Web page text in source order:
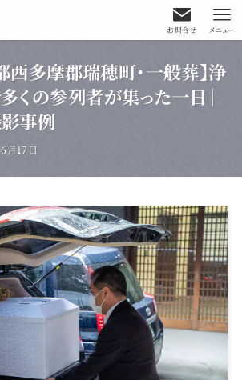
お問合せ メニュー
西多摩郡瑞穂町・一般葬】浄
くの参列者が集った一日｜
事例
月17日